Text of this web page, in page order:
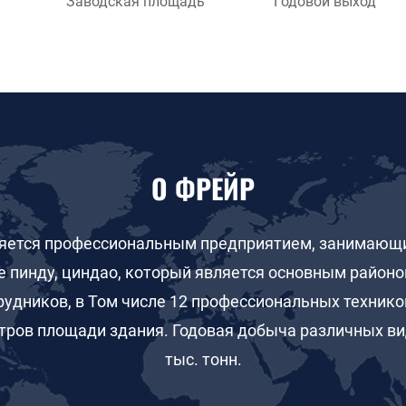
О ФРЕЙР
профессиональным предприятием,
пинду, циндао, который является основным
в Том числе 12 профессиональных
площади здания. Годовая добыча различных
тыс. тонн.
труда в
в
особой
Графит